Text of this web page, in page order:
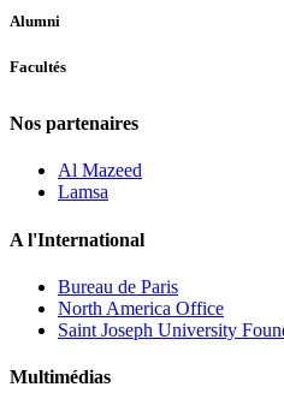
Alumni
Facultés
Nos partenaires
Al Mazeed
Lamsa
A l'International
Bureau de Paris
North America Office
Saint Joseph University
Multimédias